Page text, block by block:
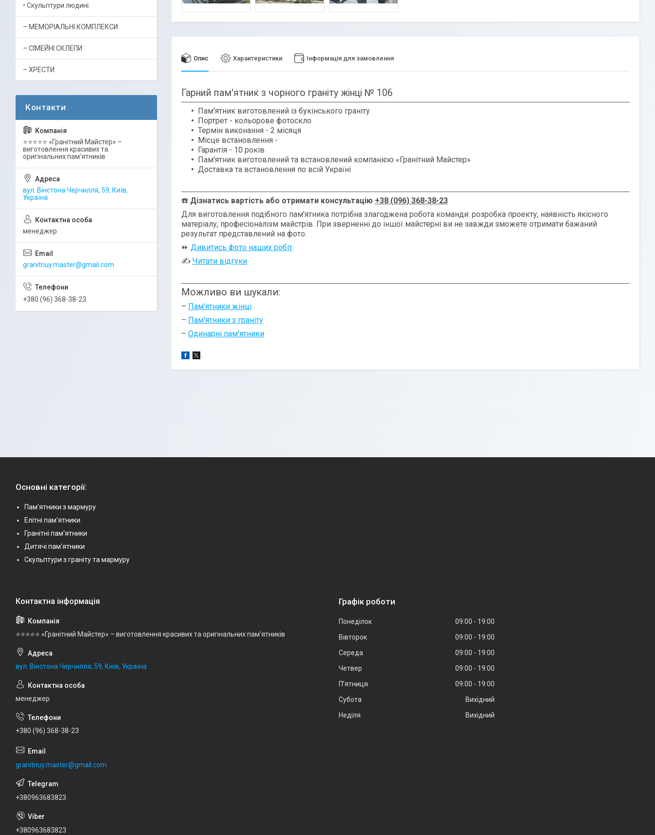
Опис Характеристики Інформація для замовлення
Гарний пам'ятник з чорного граніту жінці № 106
Пам'ятник виготовлений із букінського граніту
Портрет - кольорове фотоскло
Термін виконання - 2 місяця
Місце встановлення -
Гарантія - 10 років
Пам'ятник виготовлений та встановлений компанією «Гранітний Майстер»
Доставка та встановлення по всій Україні
☎️ Дізнатись вартість або отримати консультацію +38 (096) 368-38-23
Для виготовлення подібного пам'ятника потрібна злагоджена робота команди: розробка проекту, наявність якісного
матеріалу, професіоналізм майстрів. При зверненні до іншої майстерні ви не завжди зможете отримати бажаний
результат представлений на фото.
⏩ Дивитись фото наших робіт
✍ Читати відгуки
Можливо ви шукали:
– Пам'ятники жінці
– Пам'ятники з граніту
– Одинарні пам'ятники
• Скульптури людині
– МЕМОРІАЛЬНІ КОМПЛЕКСИ
– СІМЕЙНІ СКЛЕПИ
– ХРЕСТИ
⭐⭐⭐⭐⭐ «Гранітний Майстер» –
виготовлення красивих та
оригінальних пам'ятників
вул. Вінстона Черчилля, 59, Київ,
Україна
менеджер
granitnuy.master@gmail.com
+380 (96) 368-38-23
Основні категорії:
Пам'ятники з мармуру
Елітні пам'ятники
Гранітні пам'ятники
Дитячі пам'ятники
Скульптури з граніту та мармуру
⭐⭐⭐⭐⭐ «Гранітний Майстер» – виготовлення красивих та оригінальних пам'ятників
вул. Вінстона Черчилля, 59, Київ, Україна
менеджер
+380 (96) 368-38-23
granitnuy.master@gmail.com
+380963683823
+380963683823
Графік роботи
Понеділок 09:00
19:00
Вівторок
09:00
19:00
Середа
09:00
19:00
Четвер
09:00
19:00
Пʼятниця
09:00
19:00
Субота
Вихідний
Неділя
Вихідний